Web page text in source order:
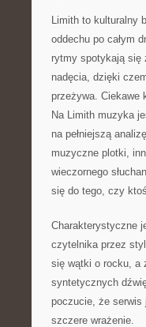
Limith to kulturalny
oddechu po całym
rytmy spotykają się
nadęcia, dzięki
przeżywa. Ciekawe
Na Limith muzyka
na pełniejszą
muzyczne plotki,
wieczornego
się do tego, czy
Charakterystyczne
czytelnika przez
się wątki o rocku, a
syntetycznych
poczucie, że
szczere wrażenie.